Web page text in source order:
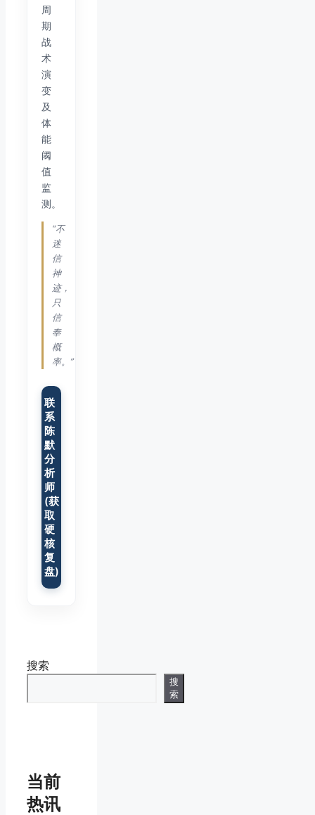
周
期
战
术
演
变
及
体
能
阈
值
监
测。
“不
迷
信
神
迹，
只
信
奉
概
率。”
联
系
陈
默
分
析
师
(获
取
硬
核
复
盘)
搜索
搜
索
当前
热讯